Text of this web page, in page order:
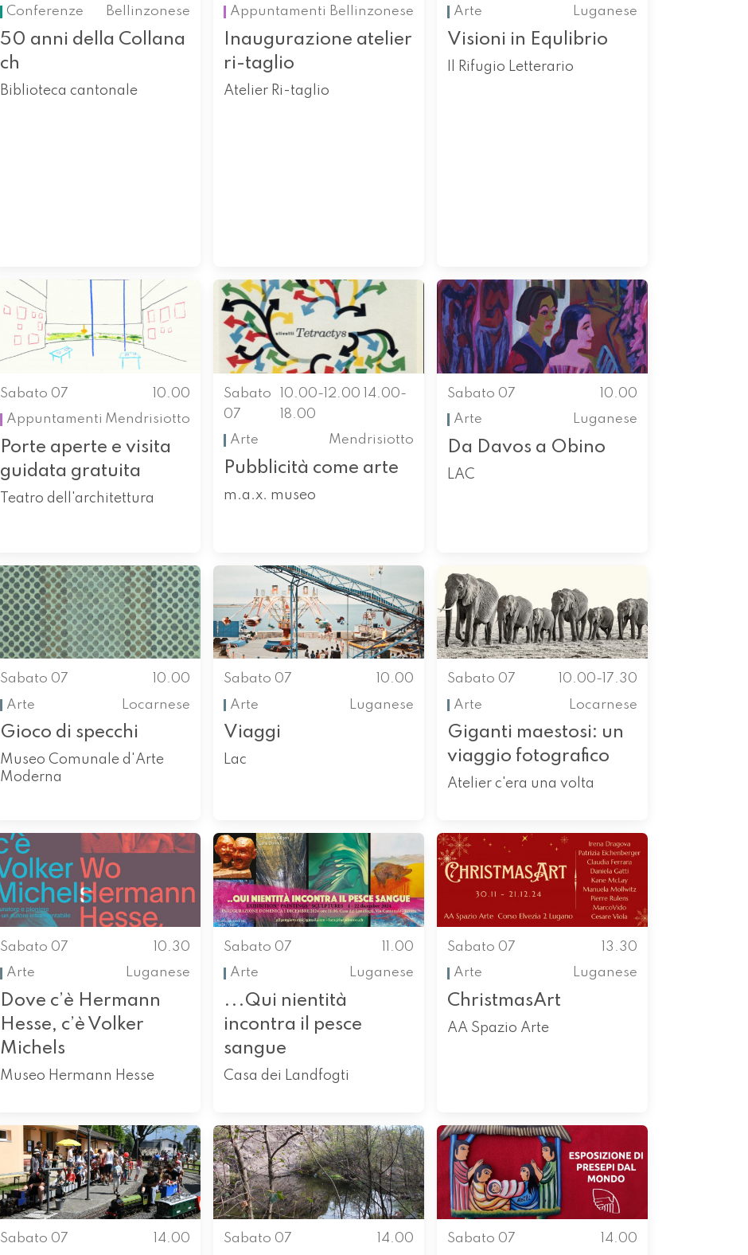
Conferenze
Bellinzonese
50 anni della Collana
ch
Biblioteca cantonale
Appuntamenti Bellinzonese
Inaugurazione atelier
ri-taglio
Atelier Ri-taglio
Arte
Luganese
Visioni in Equlibrio
Il Rifugio Letterario
Sabato 07
10.00
Appuntamenti Mendrisiotto
Porte aperte e visita
guidata gratuita
Teatro dell'architettura
Sabato
07
10.00-12.00 14.00-
18.00
Arte
Mendrisiotto
Pubblicità come arte
m.a.x. museo
Sabato 07
10.00
Arte
Luganese
Da Davos a Obino
LAC
Sabato 07
10.00
Arte
Locarnese
Gioco di specchi
Museo Comunale d'Arte
Moderna
Sabato 07
10.00
Arte
Luganese
Viaggi
Lac
Sabato 07
10.00-17.30
Arte
Locarnese
Giganti maestosi: un
viaggio fotografico
Atelier c'era una volta
Sabato 07
10.30
Arte
Luganese
Dove c’è Hermann
Hesse, c’è Volker
Michels
Museo Hermann Hesse
Sabato 07
11.00
Arte
Luganese
...Qui nientità
incontra il pesce
sangue
Casa dei Landfogti
Sabato 07
13.30
Arte
Luganese
ChristmasArt
AA Spazio Arte
Sabato 07 14.00 Sabato 07 14.00 Sabato 07 14.00